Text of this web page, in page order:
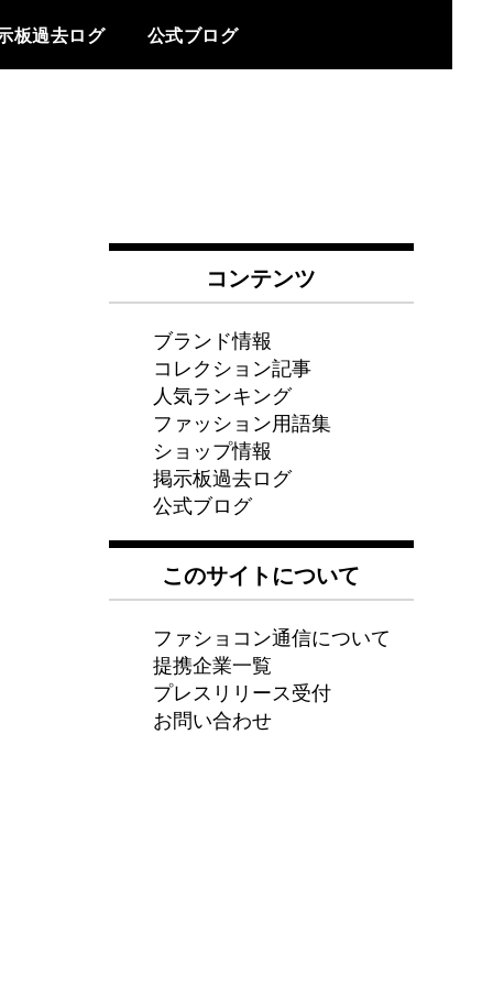
板過去ログ 公式ブログ
コンテンツ
ブランド情報
コレクション記事
人気ランキング
ファッション用語集
ショップ情報
掲示板過去ログ
公式ブログ
このサイトについて
ファショコン通信について
提携企業一覧
プレスリリース受付
お問い合わせ